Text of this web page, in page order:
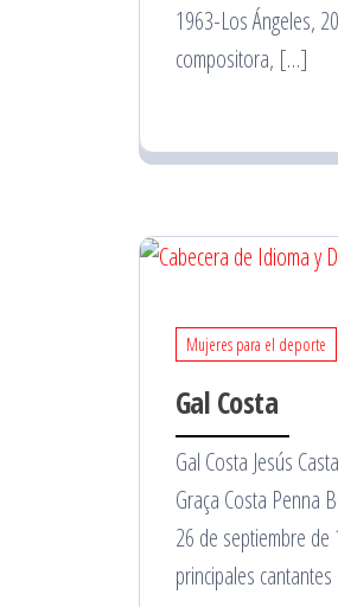
1963-Los Ángeles,
compositora, […]
Mujeres para el deporte
Gal Costa
Gal Costa Jesús
Graça Costa Penna
26 de septiembre
principales